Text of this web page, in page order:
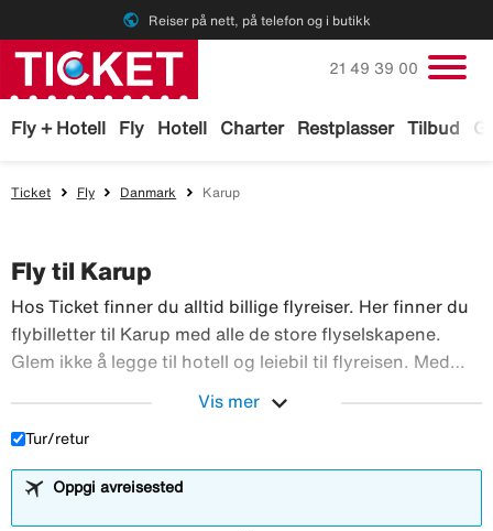
public Reiser på nett, på telefon og i butikk
Fly + Hotell Fly Hotell Charter Restplasser Tilbud
Ring oss på
21 49 39 00
Ticket Fly Danmark Karup
Fly til Karup
Hos Ticket finner du alltid billige flyreiser. Her finner du
flybilletter til Karup med alle de store flyselskapene.
Glem ikke å legge til hotell og leiebil til flyreisen. Med
Vis mer expand_more
Tur/retur
Oppgi avreisested